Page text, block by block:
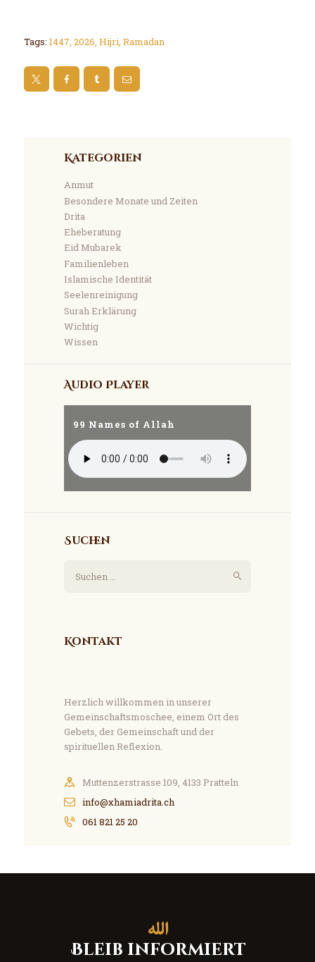
Tags: 1447, 2026, Hijri, Ramadan
Kategorien
Anmut
Besondere Monate und Zeiten
Drita
Eheberatung
Eid Mubarek
Familienleben
Islamische Identität
Seelenreinigung
Surah Erklärung
Wichtig
Wissen
Audio Player
99 Names of Allah
Suchen
nach:
Kontakt
Herzlich willkommen in unserer
Gemeinschaftsmoschee, einem Ort des
Gebets, der Gemeinschaft und der
spirituellen Reflexion.
Muttenzerstrasse 109, 4133 Pratteln
info@xhamiadrita.ch
061 821 25 20
Bleib informiert